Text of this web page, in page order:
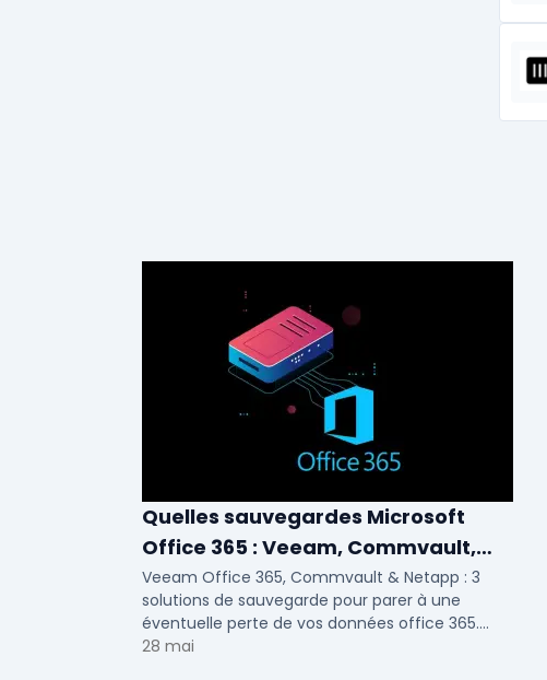
Quelles sauvegardes Microsoft
Office 365 : Veeam, Commvault,
Netapp
Veeam Office 365, Commvault & Netapp : 3
solutions de sauvegarde pour parer à une
éventuelle perte de vos données office 365.
Voici notre ...
28 mai